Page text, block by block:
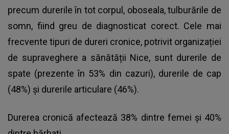
precum durerile în tot corpul, oboseala, tulburările de
somn, fiind greu de diagnosticat corect. Cele mai
frecvente tipuri de dureri cronice, potrivit organizației
de supraveghere a sănătății Nice, sunt durerile de
spate (prezente în 53% din cazuri), durerile de cap
(48%) și durerile articulare (46%).
Durerea cronică afectează 38% dintre femei și 40%